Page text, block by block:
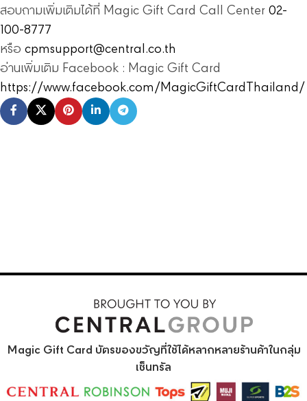
สอบถามเพิ่มเติมได้ที่ Magic Gift Card Call Center02-
100-8777
หรือ cpmsupport@central.co.th
อ่านเพิ่มเติม Facebook : Magic Gift Card
https://www.facebook.com/MagicGiftCardThailand/
Magic Gift Card บัตรของขวัญที่ใช้ได้หลากหลายร้านค้าในกลุ่ม
เซ็นทรัล